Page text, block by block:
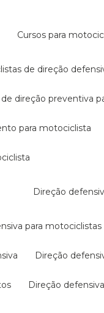
cursos para
de direção
de direção preventiva
para motociclista
direção
para motociclistas
direção
direção